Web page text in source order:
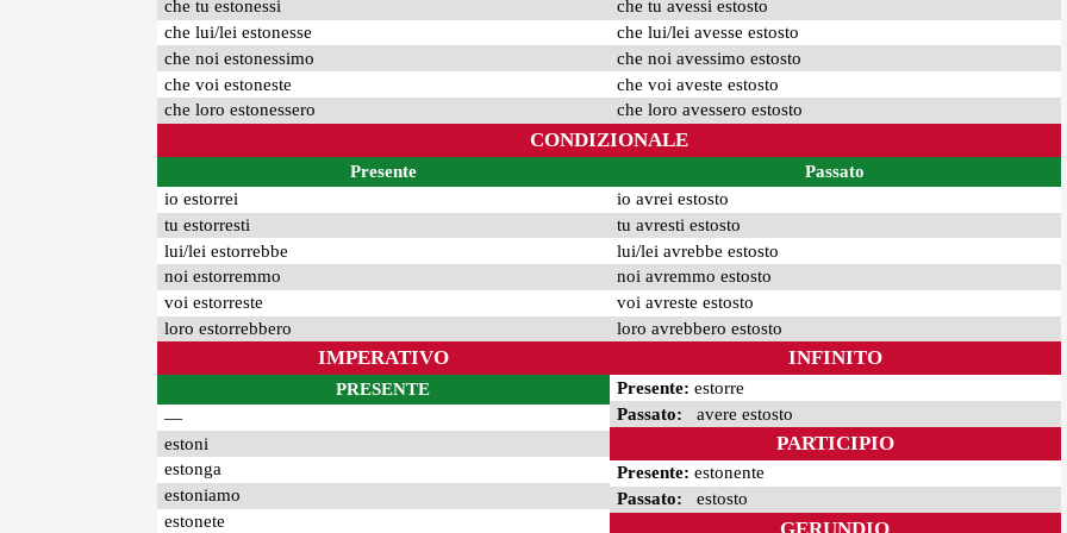
che tu estonessi
che lui/lei estonesse
che noi estonessimo
che voi estoneste
che loro estonessero
che tu avessi estosto
che lui/lei avesse estosto
che noi avessimo estosto
che voi aveste estosto
che loro avessero estosto
CONDIZIONALE
Presente
io estorrei
tu estorresti
lui/lei estorrebbe
noi estorremmo
voi estorreste
loro estorrebbero
Passato
io avrei estosto
tu avresti estosto
lui/lei avrebbe estosto
noi avremmo estosto
voi avreste estosto
loro avrebbero estosto
IMPERATIVO
PRESENTE
—
estoni
estonga
estoniamo
estonete
INFINITO
Presente: estorre
Passato: avere estosto
PARTICIPIO
Presente: estonente
Passato: estosto
GERUNDIO